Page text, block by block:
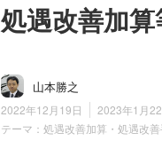
処遇改善加
山本勝之
2022年12月19日
2023年1月
テーマ： 処遇改善加算・処遇改善